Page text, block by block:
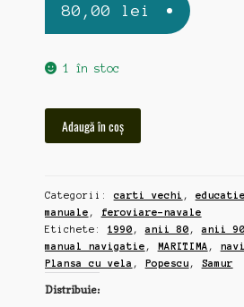
80,00 lei
1 în stoc
"Plansa
si
"Navigatia
cu
vela",
2
manuale
Adaugă în coș
Categorii:carti vechi ,
manuale ,
feroviare-navale
Etichete: 1990 ,anii 80 ,anii 90
manual navigatie , MARITIMA ,
Plansa cu vela , Popescu , Samur
Distribuie: